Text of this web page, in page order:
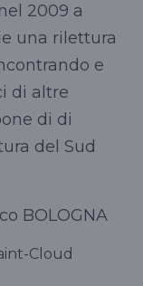
2009 a
una rilettura
e
di altre
di di
del Sud
BOLOGNA
Cloud